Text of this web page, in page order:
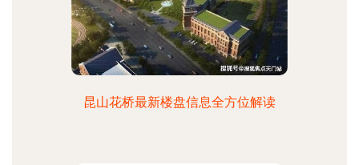
昆山花桥最新楼盘信息全方位解读